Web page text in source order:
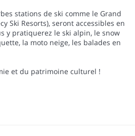
stations de ski comme le Grand
Ski Resorts), seront accessibles en
y pratiquerez le ski alpin, le snow
la moto neige, les balades en
et du patrimoine culturel !